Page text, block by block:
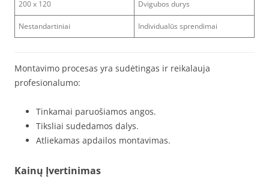
200 x 120 Dvigubos durys
Nestandartiniai Individualūs sprendimai
Montavimo procesas yra sudėtingas ir reikalauja
profesionalumo:
Tinkamai paruošiamos angos.
Tiksliai sudedamos dalys.
Atliekamas apdailos montavimas.
Kainų Įvertinimas